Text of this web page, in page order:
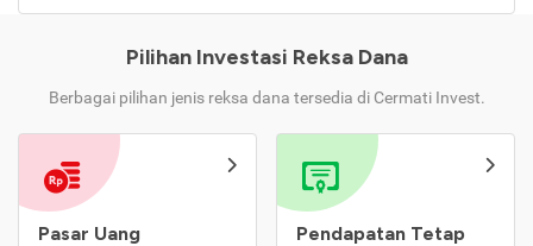
Pilihan Investasi Reksa Dana
Berbagai pilihan jenis reksa dana tersedia di Cermati Invest.
Pasar Uang Pendapatan Tetap